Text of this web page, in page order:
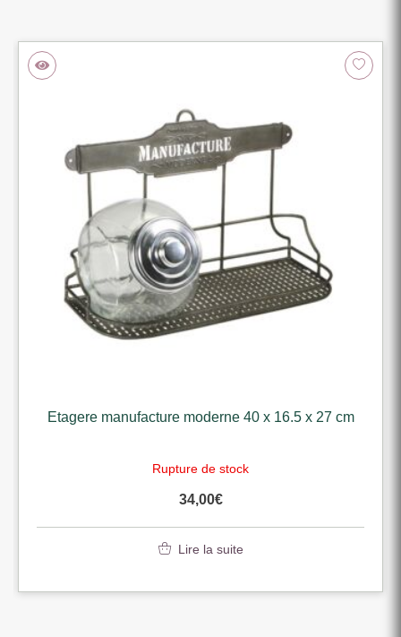
Etagere manufacture moderne 40 x 16.5 x 27 cm
Rupture de stock
34,00€
Lire la suite